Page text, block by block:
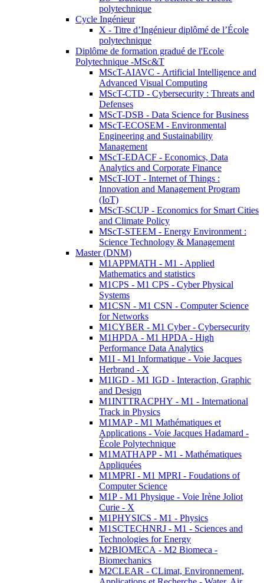
polytechnique
Cycle Ingénieur
X - Titre d’Ingénieur diplômé de l’École
polytechnique
Diplôme de formation gradué de l'Ecole
Polytechnique -MSc&T
MScT-AIAVC - Artificial Intelligence and
Advanced Visual Computing
MScT-CTD - Cybersecurity : Threats and
Defenses
MScT-DSB - Data Science for Business
MScT-ECOSEM - Environmental
Engineering and Sustainability
Management
MScT-EDACF - Economics, Data
Analytics and Corporate Finance
MScT-IOT - Internet of Things :
Innovation and Management Program
(IoT)
MScT-SCUP - Economics for Smart Cities
and Climate Policy
MScT-STEEM - Energy Environment :
Science Technology & Management
Master (DNM)
M1APPMATH - M1 - Applied
Mathematics and statistics
M1CPS - M1 CPS - Cyber Physical
Systems
M1CSN - M1 CSN - Computer Science
for Networks
M1CYBER - M1 Cyber - Cybersecurity
M1HPDA - M1 HPDA - High
Performance Data Analytics
M1I - M1 Informatique - Voie Jacques
Herbrand - X
M1IGD - M1 IGD - Interaction, Graphic
and Design
M1INTTRACPHY - M1 - International
Track in Physics
M1MAP - M1 Mathématiques et
Applications - Voie Jacques Hadamard -
École Polytechnique
M1MATHAPP - M1 - Mathématiques
Appliquées
M1MPRI - M1 MPRI - Foudations of
Computer Science
M1P - M1 Physique - Voie Irène Joliot
Curie - X
M1PHYSICS - M1 - Physics
M1SCTECHNRJ - M1 - Sciences and
Technologies for Energy
M2BIOMECA - M2 Biomeca -
Biomechanics
M2CLEAR - CLimat, Environnement,